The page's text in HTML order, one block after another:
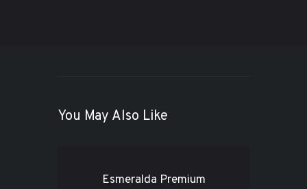
You May Also Like
Esmeralda Premium